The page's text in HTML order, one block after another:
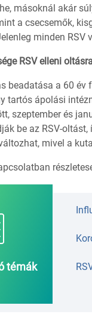
másoknál akár
a csecsemők,
minden RSV
RSV elleni
beadatása a 60 év
tartós ápolási
szeptember és
be az RSV-
mivel a
témák